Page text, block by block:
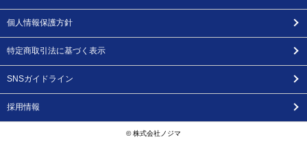
個人情報保護方針
特定商取引法に基づく表示
SNSガイドライン
採用情報
© 株式会社ノジマ